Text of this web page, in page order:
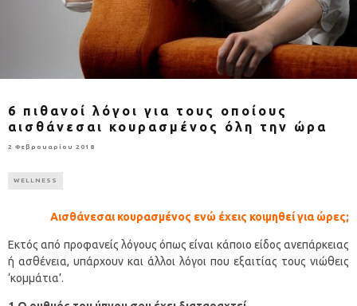
6 πιθανοί λόγοι για τους οποίους
αισθάνεσαι κουρασμένος όλη την ώρα
2 Φεβρουαρίου 2018
WELLNESS
Αισθάνεσαι κουρασμένος ενώ έχεις κοιμηθεί για ώρες;
Εκτός από προφανείς λόγους όπως είναι κάποιο είδος ανεπάρκειας
ή ασθένεια, υπάρχουν και άλλοι λόγοι που εξαιτίας τους νιώθεις
‘κομμάτια’.